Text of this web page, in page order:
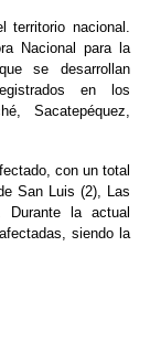
territorio nacional.
Nacional para la
se desarrollan
en los
Sacatepéquez,
con un total
San Luis (2), Las
la actual
siendo la